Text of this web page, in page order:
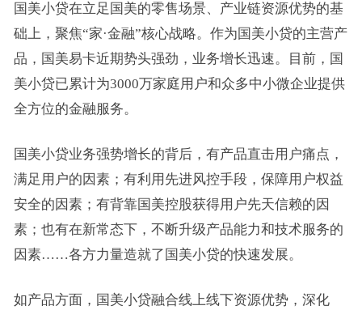
国美小贷在立足国美的零售场景、产业链资源优势的基
础上，聚焦“家·金融”核心战略。作为国美小贷的主营产
品，国美易卡近期势头强劲，业务增长迅速。目前，国
美小贷已累计为3000万家庭用户和众多中小微企业提供
全方位的金融服务。
国美小贷业务强势增长的背后，有产品直击用户痛点，
满足用户的因素；有利用先进风控手段，保障用户权益
安全的因素；有背靠国美控股获得用户先天信赖的因
素；也有在新常态下，不断升级产品能力和技术服务的
因素……各方力量造就了国美小贷的快速发展。
如产品方面，国美小贷融合线上线下资源优势，深化